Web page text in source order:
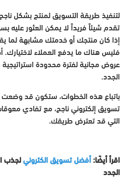
لتنفيذ طريقة التسويق لمنتج بشكل
تقدم شيئاً فريداً لا يمكن العثور عليه
إذا كان منتجك أو خدمتك مشابهة لما
فليس هناك ما يدفع العملاء لاختيارك.
عروض مجانية لفترة محدودة استراتيجية
الجدد.
باتباع هذه الخطوات، ستكون قد
تسويق إلكتروني ناجح، مع تفادي
التي قد تعترض طريقك.
اقرأ أيضًا:أفضل تسويق الكترونيلجذب
الجدد